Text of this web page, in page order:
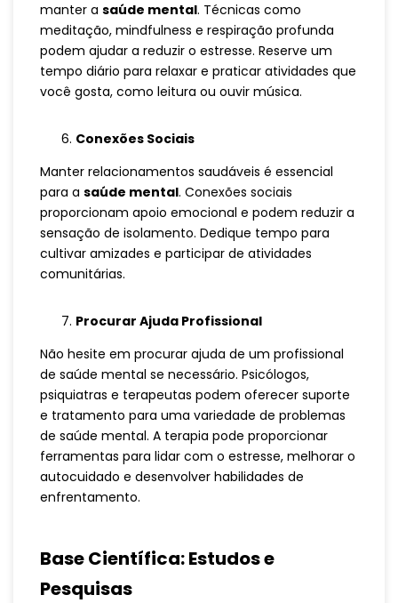
manter a saúde mental. Técnicas como
meditação, mindfulness e respiração profunda
podem ajudar a reduzir o estresse. Reserve um
tempo diário para relaxar e praticar atividades que
você gosta, como leitura ou ouvir música.
Conexões Sociais
Manter relacionamentos saudáveis é essencial
para a saúde mental. Conexões sociais
proporcionam apoio emocional e podem reduzir a
sensação de isolamento. Dedique tempo para
cultivar amizades e participar de atividades
comunitárias.
Procurar Ajuda Profissional
Não hesite em procurar ajuda de um profissional
de saúde mental se necessário. Psicólogos,
psiquiatras e terapeutas podem oferecer suporte
e tratamento para uma variedade de problemas
de saúde mental. A terapia pode proporcionar
ferramentas para lidar com o estresse, melhorar o
autocuidado e desenvolver habilidades de
enfrentamento.
Base Científica: Estudos e
Pesquisas